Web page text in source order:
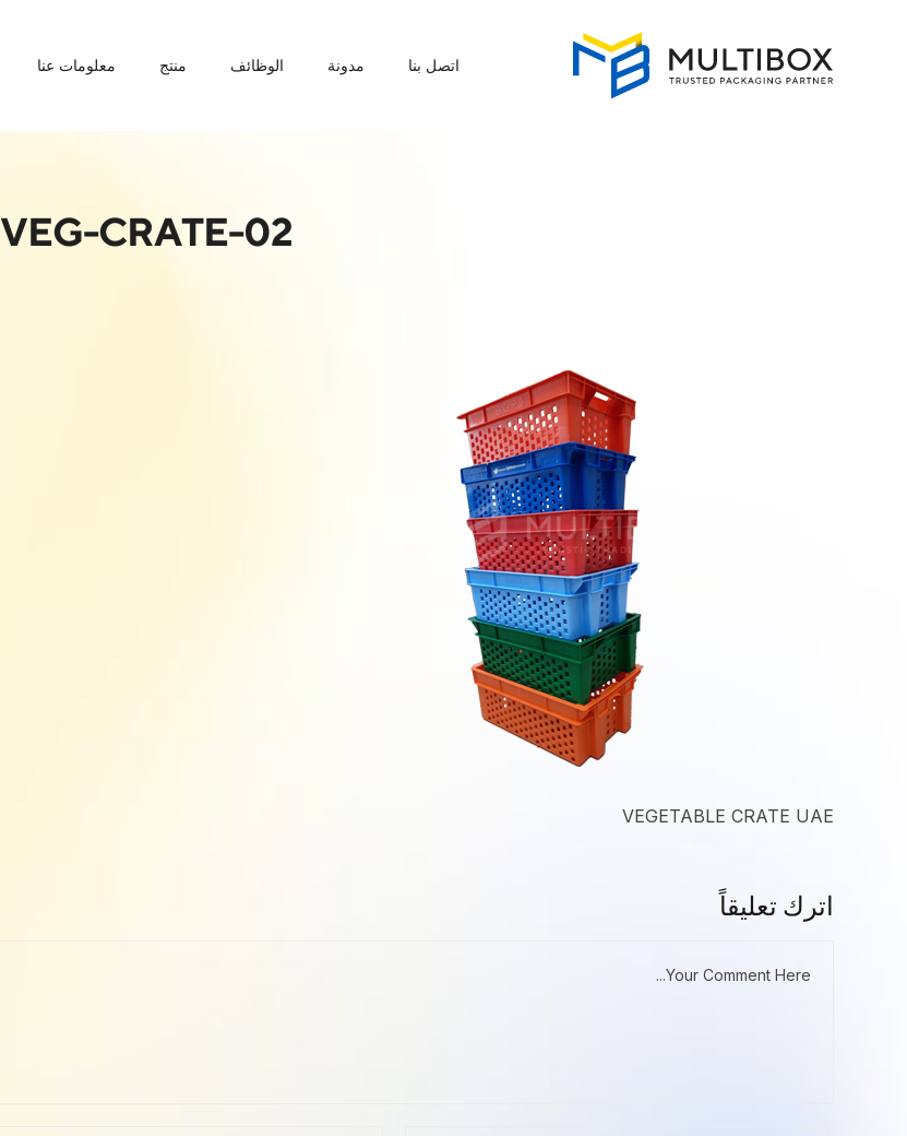
معلومات عنا منتج الوظائف مدونة اتصل بنا
VEG-CRATE-02
VEGETABLE CRATE UAE
اترك تعليقاً